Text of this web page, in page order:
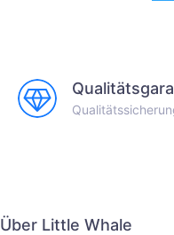
Über Little Whale